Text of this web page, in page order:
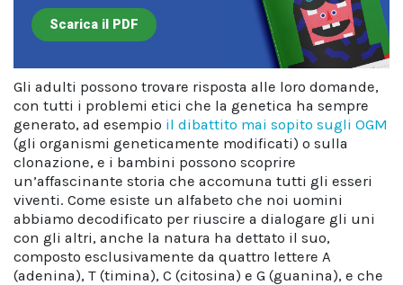
Scarica il PDF
Gli adulti possono trovare risposta alle loro domande,
con tutti i problemi etici che la genetica ha sempre
generato, ad esempio il dibattito mai sopito sugli OGM
(gli organismi geneticamente modificati) o sulla
clonazione, e i bambini possono scoprire
un’affascinante storia che accomuna tutti gli esseri
viventi. Come esiste un alfabeto che noi uomini
abbiamo decodificato per riuscire a dialogare gli uni
con gli altri, anche la natura ha dettato il suo,
composto esclusivamente da quattro lettere A
(adenina), T (timina), C (citosina) e G (guanina), e che